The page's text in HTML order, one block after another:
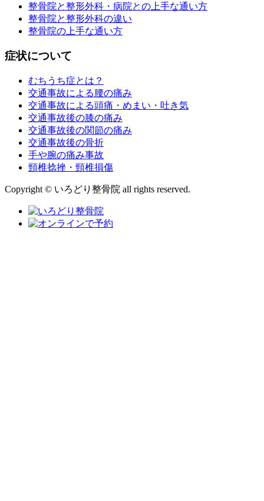
整骨院と整形外科・病院との上手な通い方
整骨院と整形外科の違い
整骨院の上手な通い方
症状について
むちうち症とは？
交通事故による腰の痛み
交通事故による頭痛・めまい・吐き気
交通事故後の膝の痛み
交通事故後の関節の痛み
交通事故後の骨折
手や腕の痛み事故
頸椎捻挫・頸椎損傷
Copyright © いろどり整骨院 all rights reserved.